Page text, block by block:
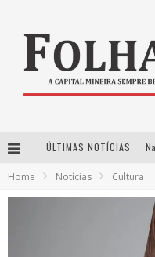
ÚLTIMAS NOTÍCIAS
Home Notícias Cultura